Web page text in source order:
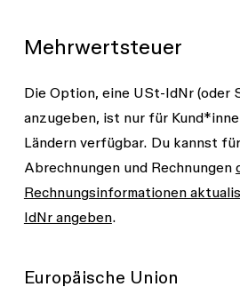
Mehrwertsteuer
Die Option, eine USt-IdNr (oder
anzugeben, ist nur für
Ländern verfügbar. Du kannst
Abrechnungen und Rechnungen
Rechnungsinformationen
IdNr angeben.
Europäische Union